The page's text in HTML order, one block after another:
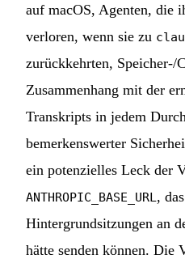
auf macOS, Agenten, die
verloren, wenn sie zu
zurückkehrten, Speicher-/
Zusammenhang mit der
Transkripts in jedem
bemerkenswerter
ein potenzielles Leck der
ANTHROPIC_BASE_URL ,
Hintergrundsitzungen an
hätte senden können. Die